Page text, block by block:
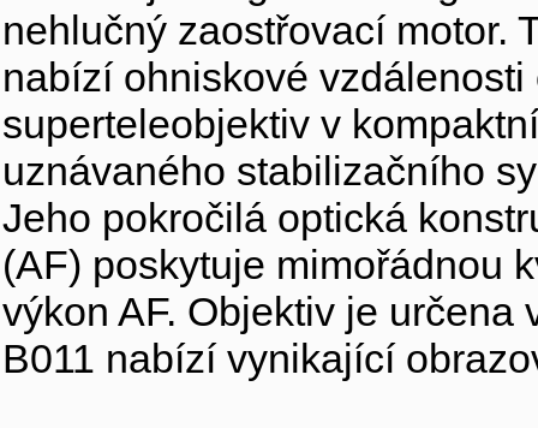
nehlučný zaostřovací motor.
nabízí ohniskové
superteleobjektiv v
uznávaného stabilizačního
Jeho pokročilá optická
(AF) poskytuje mimořádnou
výkon AF. Objektiv je
B011 nabízí vynikající